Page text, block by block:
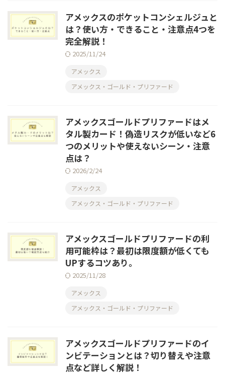
アメックスのポケットコンシェルジュと
は？使い方・できること・注意点4つを
完全解説！
2025/11/24
アメックス
アメックス・ゴールド・プリファード
アメックスゴールドプリファードはメ
タル製カード！偽造リスクが低いなど6
つのメリットや使えないシーン・注意
点は？
2026/2/24
アメックス
アメックス・ゴールド・プリファード
アメックスゴールドプリファードの利
用可能枠は？最初は限度額が低くても
UPするコツあり。
2025/11/28
アメックス
アメックス・ゴールド・プリファード
アメックスゴールドプリファードのイ
ンビテーションとは？切り替えや注意
点など詳しく解説！